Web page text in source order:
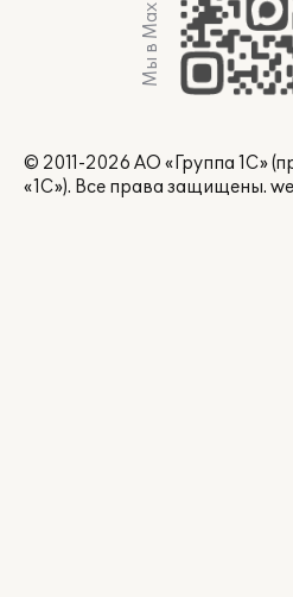
Мы в Max
© 2011-2026 АО «Группа 1С»
«1С»). Все права защищены.